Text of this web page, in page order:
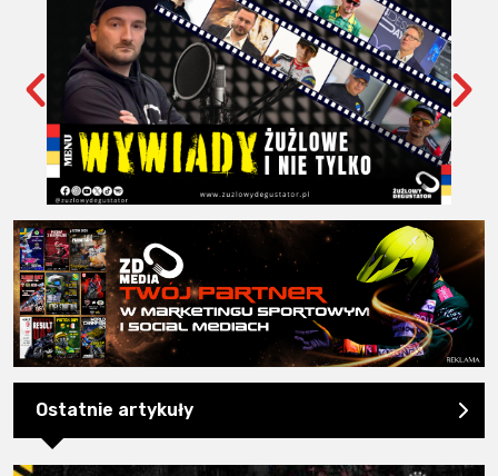
Ostatnie artykuły